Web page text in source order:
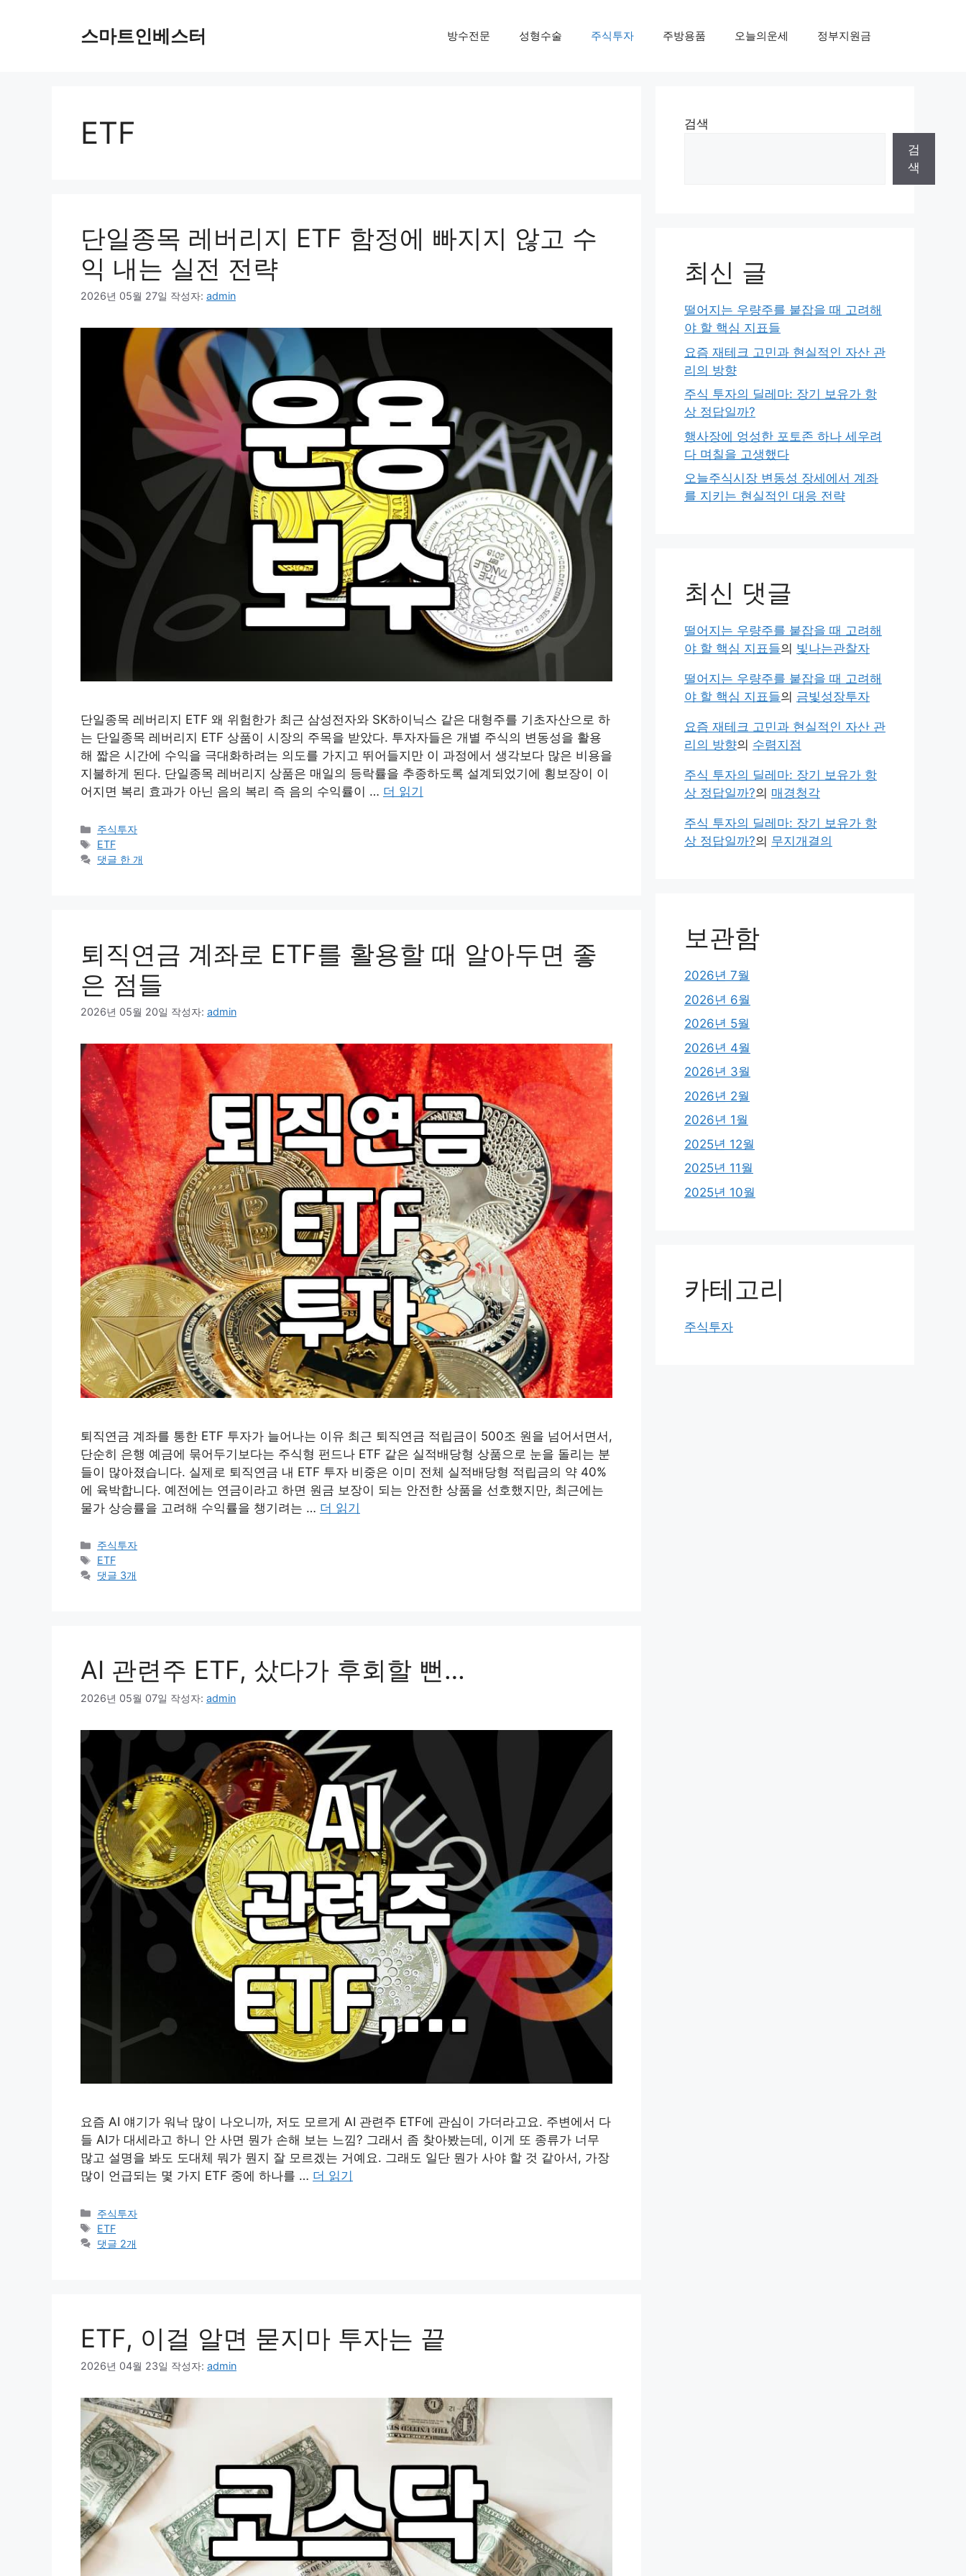
스마트인베스터 방수전문 성형수술 주식투자 주방용품 오늘의운세 정부지원금
ETF
단일종목 레버리지 ETF 함정에 빠지지 않고 수
익 내는 실전 전략
2026년 05월 27일 작성자: admin
단일종목 레버리지 ETF 왜 위험한가 최근 삼성전자와 SK하이닉스 같은 대형주를 기초자산으로 하
는 단일종목 레버리지 ETF 상품이 시장의 주목을 받았다. 투자자들은 개별 주식의 변동성을 활용
해 짧은 시간에 수익을 극대화하려는 의도를 가지고 뛰어들지만 이 과정에서 생각보다 많은 비용을
지불하게 된다. 단일종목 레버리지 상품은 매일의 등락률을 추종하도록 설계되었기에 횡보장이 이
어지면 복리 효과가 아닌 음의 복리 즉 음의 수익률이 … 더 읽기
카
테
고
주식투자
태
그
ETF
댓글 한 개
퇴직연금 계좌로 ETF를 활용할 때 알아두면 좋
은 점들
2026년 05월 20일 작성자: admin
퇴직연금 계좌를 통한 ETF 투자가 늘어나는 이유 최근 퇴직연금 적립금이 500조 원을 넘어서면서,
단순히 은행 예금에 묶어두기보다는 주식형 펀드나 ETF 같은 실적배당형 상품으로 눈을 돌리는 분
들이 많아졌습니다. 실제로 퇴직연금 내 ETF 투자 비중은 이미 전체 실적배당형 적립금의 약 40%
에 육박합니다. 예전에는 연금이라고 하면 원금 보장이 되는 안전한 상품을 선호했지만, 최근에는
물가 상승률을 고려해 수익률을 챙기려는 … 더 읽기
카
테
고
주식투자
태
그
ETF
댓글 3개
AI 관련주 ETF, 샀다가 후회할 뻔…
2026년 05월 07일 작성자: admin
요즘 AI 얘기가 워낙 많이 나오니까, 저도 모르게 AI 관련주 ETF에 관심이 가더라고요. 주변에서 다
들 AI가 대세라고 하니 안 사면 뭔가 손해 보는 느낌? 그래서 좀 찾아봤는데, 이게 또 종류가 너무
많고 설명을 봐도 도대체 뭐가 뭔지 잘 모르겠는 거예요. 그래도 일단 뭔가 사야 할 것 같아서, 가장
많이 언급되는 몇 가지 ETF 중에 하나를 … 더 읽기
카
테
고
주식투자
태
그
ETF
댓글 2개
ETF, 이걸 알면 묻지마 투자는 끝
2026년 04월 23일 작성자: admin
검색
검
색
최신 글
떨어지는 우량주를 붙잡을 때 고려해
야 할 핵심 지표들
요즘 재테크 고민과 현실적인 자산 관
리의 방향
주식 투자의 딜레마: 장기 보유가 항
상 정답일까?
행사장에 엉성한 포토존 하나 세우려
다 며칠을 고생했다
오늘주식시장 변동성 장세에서 계좌
를 지키는 현실적인 대응 전략
최신 댓글
떨어지는 우량주를 붙잡을 때 고려해
야 할 핵심 지표들의 빛나는관찰자
떨어지는 우량주를 붙잡을 때 고려해
야 할 핵심 지표들의 금빛성장투자
요즘 재테크 고민과 현실적인 자산 관
리의 방향의 수렴지점
주식 투자의 딜레마: 장기 보유가 항
상 정답일까?의 매경청각
주식 투자의 딜레마: 장기 보유가 항
상 정답일까?의 무지개결의
보관함
2026년 7월
2026년 6월
2026년 5월
2026년 4월
2026년 3월
2026년 2월
2026년 1월
2025년 12월
2025년 11월
2025년 10월
카테고리
주식투자